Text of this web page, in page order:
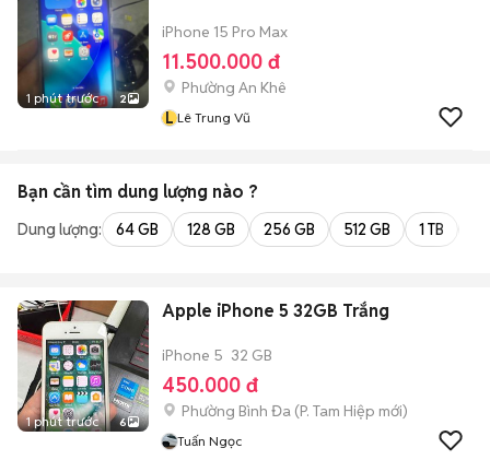
1 phút trước 2
iPhone 15 Pro Max
11.500.000 đ
Phường An Khê
L Lê Trung Vũ
Bạn cần tìm dung lượng nào ?
Dung lượng: 64 GB 128 GB 256 GB 512 GB 1 TB
1 phút trước 6
Apple iPhone 5 32GB Trắng
iPhone 5 32 GB
450.000 đ
Phường Bình Đa (P. Tam Hiệp mới)
Tuấn Ngọc